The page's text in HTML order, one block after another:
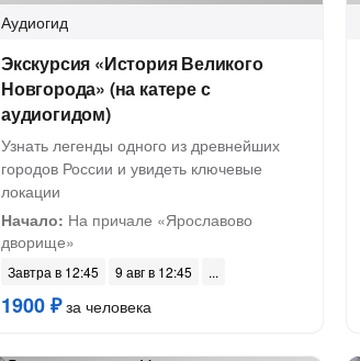
Аудиогид
Экскурсия «История Великого
Новгорода» (на катере с
аудиогидом)
Узнать легенды одного из древнейших
городов России и увидеть ключевые
локации
Начало: На причале «Ярославово
дворище»
Завтра в 12:45 9 авг в 12:45
1900 ₽за человека